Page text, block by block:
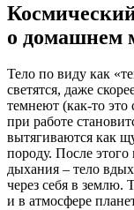
о домашнем
Тело по виду как
светятся, даже
темнеют (как-то это
при работе
вытягиваются как
породу. После
дыхания – тело
через себя в землю.
и в атмосфере